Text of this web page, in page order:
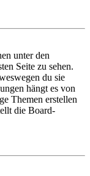
unter den
Seite zu sehen.
du sie
hängt es von
Themen erstellen
die Board-